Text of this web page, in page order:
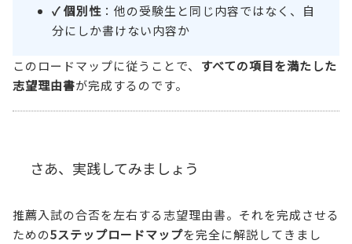
✓ 個別性 ：他の受験生と同じ内容ではなく、自
分にしか書けない内容か
このロードマップに従うことで、 すべての項目を満たした
志望理由書が完成するのです。
さあ、実践してみましょう
推薦入試の合否を左右する志望理由書。それを完成させる
ための5ステップロードマップを完全に解説してきまし